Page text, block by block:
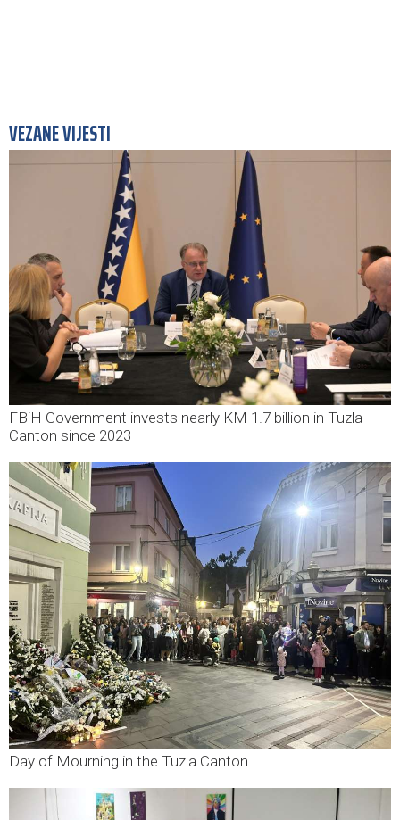
VEZANE VIJESTI
FBiH Government invests nearly KM 1.7 billion in Tuzla
Canton since 2023
Day of Mourning in the Tuzla Canton